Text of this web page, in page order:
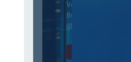
Beschaffung in der
öffentlichen